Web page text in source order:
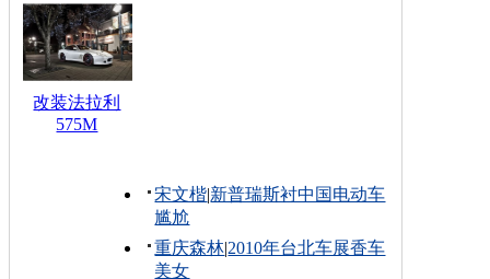
改装法拉利
575M
宋文楷|新普瑞斯衬中国电动车
尴尬
重庆森林|2010年台北车展香车
美女